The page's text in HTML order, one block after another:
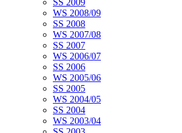
SS 2009
WS 2008/09
SS 2008
WS 2007/08
SS 2007
WS 2006/07
SS 2006
WS 2005/06
SS 2005
WS 2004/05
SS 2004
WS 2003/04